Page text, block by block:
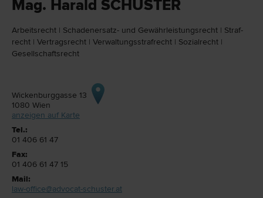
Mag. Harald SCHUSTER
Arbeits­recht | Schadenersatz- und Gewährleistungs­recht | Straf­
recht | Vertrags­recht | Verwaltungsstraf­recht | Sozial­recht |
Gesellschafts­recht
Wickenburggasse 13
1080 Wien
anzeigen auf Karte
Tel.:
01 406 61 47
Fax:
01 406 61 47 15
Mail:
law-office@advocat-schuster.at